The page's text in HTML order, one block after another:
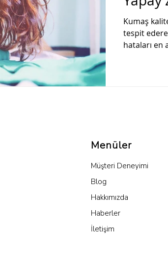
Kumaş
tespit
hataları en
Menüler
Müşteri Deneyimi
Blog
Hakkımızda
Haberler
İletişim